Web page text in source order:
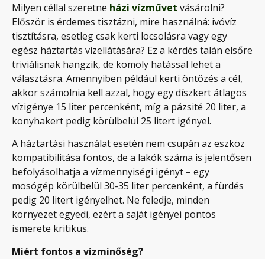
Milyen céllal szeretne házi vízművet vásárolni?
Először is érdemes tisztázni, mire használná: ivóvíz
tisztításra, esetleg csak kerti locsolásra vagy egy
egész háztartás vízellátására? Ez a kérdés talán elsőre
triviálisnak hangzik, de komoly hatással lehet a
választásra. Amennyiben például kerti öntözés a cél,
akkor számolnia kell azzal, hogy egy díszkert átlagos
vízigénye 15 liter percenként, míg a pázsité 20 liter, a
konyhakert pedig körülbelül 25 litert igényel.
A háztartási használat esetén nem csupán az eszköz
kompatibilitása fontos, de a lakók száma is jelentősen
befolyásolhatja a vízmennyiségi igényt – egy
mosógép körülbelül 30-35 liter percenként, a fürdés
pedig 20 litert igényelhet. Ne feledje, minden
környezet egyedi, ezért a saját igényei pontos
ismerete kritikus.
Miért fontos a vízminőség?